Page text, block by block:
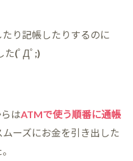
り記帳したりするのに
た(ﾟДﾟ;)
はATMで使う順番に通帳
ムーズにお金を引き出した